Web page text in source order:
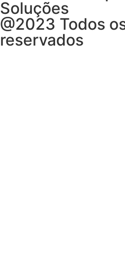
Soluções
@2023 Todos
reservados